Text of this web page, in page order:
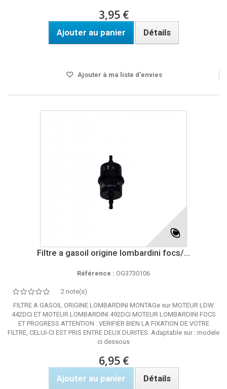
3,95 €
Ajouter au panier Détails
Ajouter à ma liste d'envies
Filtre a gasoil origine lombardini focs/...
Référence : OG3730106
2 note(s)
FILTRE A GASOIL ORIGINE LOMBARDINI MONTAGe sur MOTEUR LDW
442DCi ET MOTEUR LOMBARDINI 492DCi MOTEUR LOMBARDINI FOCS
ET PROGRESS ATTENTION : VERIFIER BIEN LA FIXATION DE VOTRE
FILTRE, CELUI-CI EST PRIS ENTRE DEUX DURITES. Adaptable sur : modele
ci dessous
6,95 €
Ajouter au panier Détails